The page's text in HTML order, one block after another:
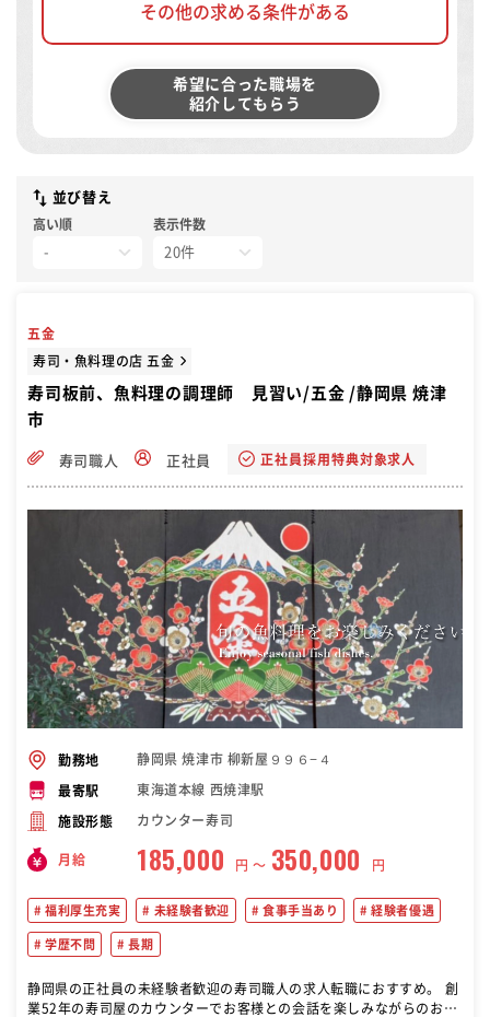
その他の求める条件がある
希望に合った職場を
紹介してもらう
並び替え
高い順 表示件数
五金
寿司・魚料理の店 五金
寿司板前、魚料理の調理師 見習い/五金 /静岡県 焼津
市
寿司職人 正社員 正社員採用特典対象求人
勤務地 静岡県 焼津市 柳新屋９９６−４
最寄駅 東海道本線 西焼津駅
施設形態 カウンター寿司
月給 185,000 円 〜 350,000 円
福利厚生充実 未経験者歓迎 食事手当あり 経験者優遇
学歴不問 長期
静岡県の正社員の未経験者歓迎の寿司職人の求人転職におすすめ。 創
業52年の寿司屋のカウンターでお客様との会話を楽しみながらのお仕